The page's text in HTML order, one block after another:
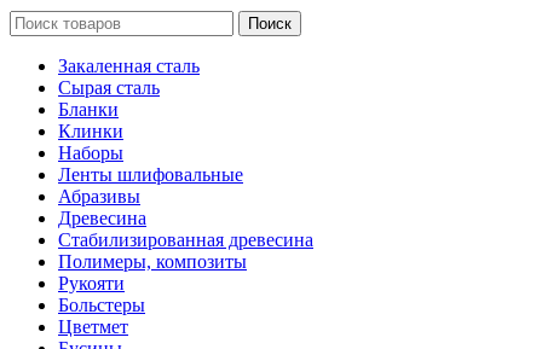
Поиск
Закаленная сталь
Сырая сталь
Бланки
Клинки
Наборы
Ленты шлифовальные
Абразивы
Древесина
Стабилизированная древесина
Полимеры, композиты
Рукояти
Больстеры
Цветмет